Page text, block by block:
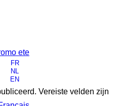
FR
NL
EN
ete
Vereiste velden zijn